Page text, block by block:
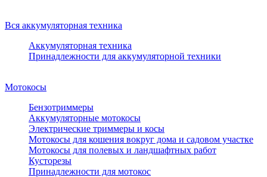
Вся аккумуляторная техника
Аккумуляторная техника
Принадлежности для аккумуляторной техники
Мотокосы
Бензотриммеры
Аккумуляторные мотокосы
Электрические триммеры и косы
Мотокосы для кошения вокруг дома и садовом участке
Мотокосы для полевых и ландшафтных работ
Кусторезы
Принадлежности для мотокос